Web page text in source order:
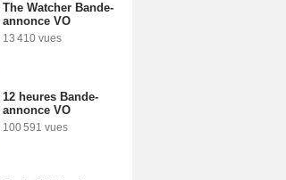
The Watcher Bande-
annonce VO
13 410 vues
12 heures Bande-
annonce VO
100 591 vues